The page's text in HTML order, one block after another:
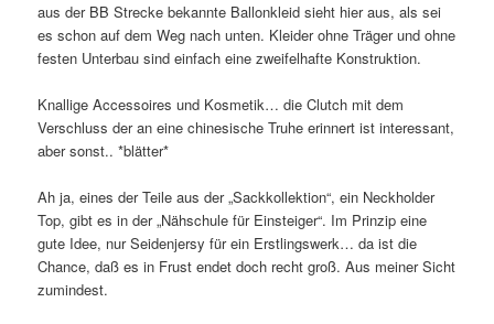
aus der BB Strecke bekannte Ballonkleid sieht hier aus, als sei
es schon auf dem Weg nach unten. Kleider ohne Träger und ohne
festen Unterbau sind einfach eine zweifelhafte Konstruktion.
Knallige Accessoires und Kosmetik… die Clutch mit dem
Verschluss der an eine chinesische Truhe erinnert ist interessant,
aber sonst.. *blätter*
Ah ja, eines der Teile aus der „Sackkollektion“, ein Neckholder
Top, gibt es in der „Nähschule für Einsteiger“. Im Prinzip eine
gute Idee, nur Seidenjersy für ein Erstlingswerk… da ist die
Chance, daß es in Frust endet doch recht groß. Aus meiner Sicht
zumindest.